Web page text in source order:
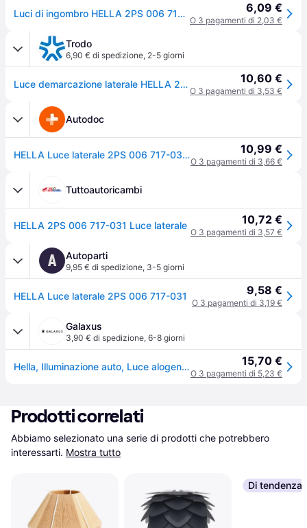
Luci di ingombro HELLA 2PS 006 717-031 6,09 €
O 3 pagamenti di 2,03 €
Trodo
6,90 € di spedizione, 2-5 giorni
Luce demarcazione laterale HELLA 2PS 006 717-031 10,60 €
O 3 pagamenti di 3,53 €
Autodoc
HELLA Luce laterale 2PS 006 717-031 T051194,7011174,FE0435 0004824728,0874833,99707000939,607142708,58086730,40111525,88252606012,ZFHR67170376238 10,99 €
O 3 pagamenti di 3,66 €
Tuttoautoricambi
HELLA 2PS 006 717-031 Luce laterale 10,72 €
O 3 pagamenti di 3,57 €
A Autoparti
9,95 € di spedizione, 3-5 giorni
HELLA Luce laterale 2PS 006 717-031 9,58 €
O 3 pagamenti di 3,19 €
Galaxus
3,90 € di spedizione, 6-8 giorni
Hella, Illuminazione auto, Luce alogena di segnalazione laterale per AGCO 15,70 €
O 3 pagamenti di 5,23 €
Prodotti correlati
Abbiamo selezionato una serie di prodotti che potrebbero
interessarti. Mostra tutto
Di tendenza